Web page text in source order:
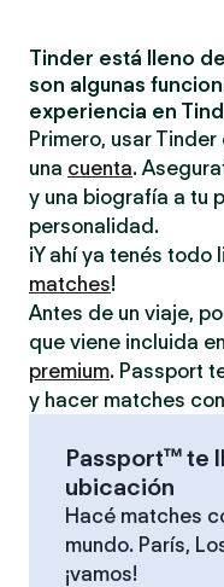
Tinder está lleno
son algunas
experiencia en
Primero, usar
una cuenta.
y una biografía a tu
personalidad.
¡Y ahí ya tenés
matches!
Antes de un viaje,
que viene incluida
premium. Passport
y hacer matches
Passport™ te
ubicación
Hacé matches
mundo. París,
¡vamos!